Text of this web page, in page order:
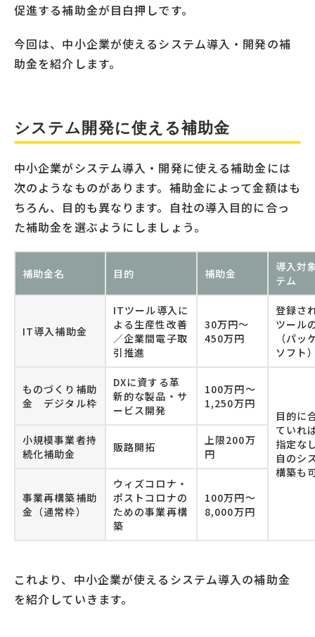
促進する補助金が目白押しです。
今回は、中小企業が使えるシステム導入・開発の補
助金を紹介します。
システム開発に使える補助金
中小企業がシステム導入・開発に使える補助金には
次のようなものがあります。補助金によって金額はも
ちろん、目的も異なります。自社の導入目的に合っ
た補助金を選ぶようにしましょう。
補助金名 目的 補助金
導入対
テム
IT導入補助金
ITツール導入に
よる生産性改善
／企業間電子取
引推進
30万円～
450万円
登録さ
ツール
（パッ
ソフト
ものづくり補助
金 デジタル枠
DXに資する革
新的な製品・サ
ービス開発
100万円～
1,250万円
目的に
ていれ
指定な
自のシ
構築も
小規模事業者持
続化補助金
販路開拓
上限200万
円
事業再構築補助
金（通常枠）
ウィズコロナ・
ポストコロナの
ための事業再構
築
100万円～
8,000万円
これより、中小企業が使えるシステム導入の補助金
を紹介していきます。